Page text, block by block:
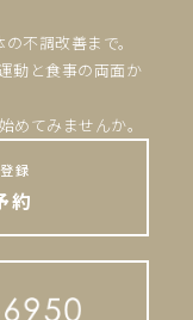
不調改善まで。
動と食事の両面か
めてみませんか。
録
約